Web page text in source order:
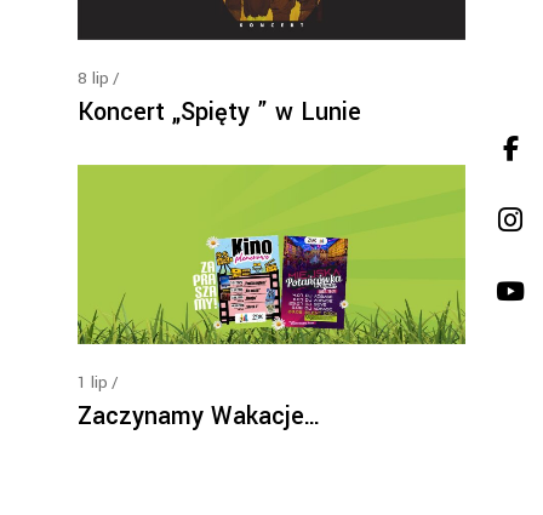
8 lip
Koncert „Spięty ” w Lunie
1 lip
Zaczynamy Wakacje…